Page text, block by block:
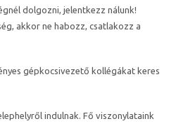
dolgozni, jelentkezz nálunk!
akkor ne habozz, csatlakozz a
gépkocsivezető kollégákat keres
indulnak. Fő viszonylataink